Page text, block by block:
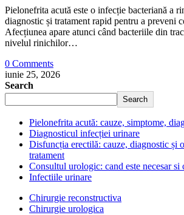
Pielonefrita acută este o infecție bacteriană a
diagnostic și tratament rapid pentru a preveni
Afecțiunea apare atunci când bacteriile din
nivelul rinichilor…
0 Comments
iunie 25, 2026
Search
Search
Pielonefrita acută: cauze, simptome,
Diagnosticul infecției urinare
Disfuncția erectilă: cauze, diagnostic și
tratament
Consultul urologic: cand este necesar si
Infectiile urinare
Chirurgie reconstructiva
Chirurgie urologica